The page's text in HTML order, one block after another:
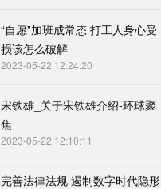
“自愿”加班成常态 打工人身心受
损该怎么破解
2023-05-22 12:24:20
宋铁雄_关于宋铁雄介绍-环球聚
焦
2023-05-22 12:10:11
完善法律法规 遏制数字时代隐形